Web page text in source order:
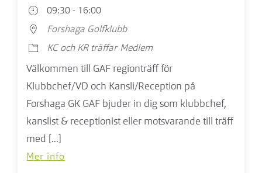
09:30 - 16:00
Forshaga Golfklubb
KC och KR träffar Medlem
Välkommen till GAF regionträff för
Klubbchef/VD och Kansli/Reception på
Forshaga GK GAF bjuder in dig som klubbchef,
kanslist & receptionist eller motsvarande till träff
med [...]
Mer info